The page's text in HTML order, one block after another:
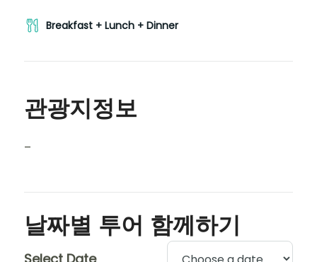
Breakfast + Lunch + Dinner
관광지정보
–
날짜별 투어 함께하기
Select Date